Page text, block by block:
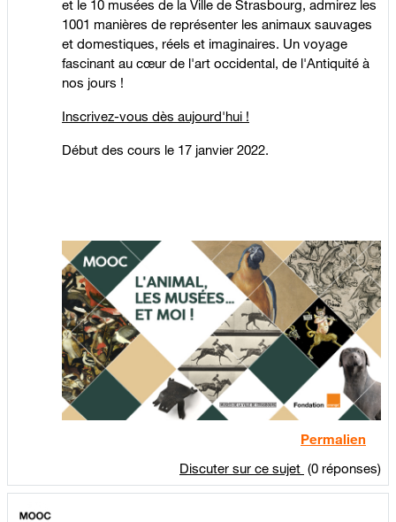
et le 10 musées de la Ville de Strasbourg, admirez les
1001 manières de représenter les animaux sauvages
et domestiques, réels et imaginaires. Un voyage
fascinant au cœur de l'art occidental, de l'Antiquité à
nos jours !
Inscrivez-vous dès aujourd'hui !
Début des cours le 17 janvier 2022.
Permalien
Discuter sur ce sujet (0 réponses)